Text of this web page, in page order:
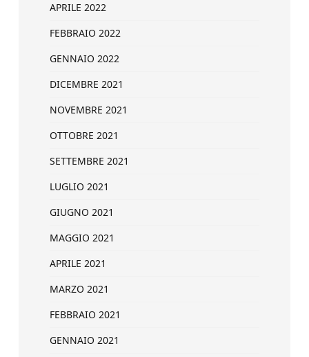
APRILE 2022
FEBBRAIO 2022
GENNAIO 2022
DICEMBRE 2021
NOVEMBRE 2021
OTTOBRE 2021
SETTEMBRE 2021
LUGLIO 2021
GIUGNO 2021
MAGGIO 2021
APRILE 2021
MARZO 2021
FEBBRAIO 2021
GENNAIO 2021